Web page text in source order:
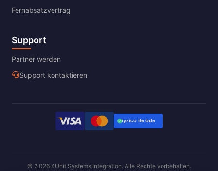
Fernabsatzvertrag
Support
Partner werden
Support kontaktieren
© 2.026 4Unit Systems Integration. Alle Rechte vorbehalten.